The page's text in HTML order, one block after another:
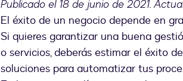
Publicado el 18 de junio de 2021.
El éxito de un negocio depende en
Si quieres garantizar una buena
o servicios, deberás estimar el éxito
soluciones para automatizar tus